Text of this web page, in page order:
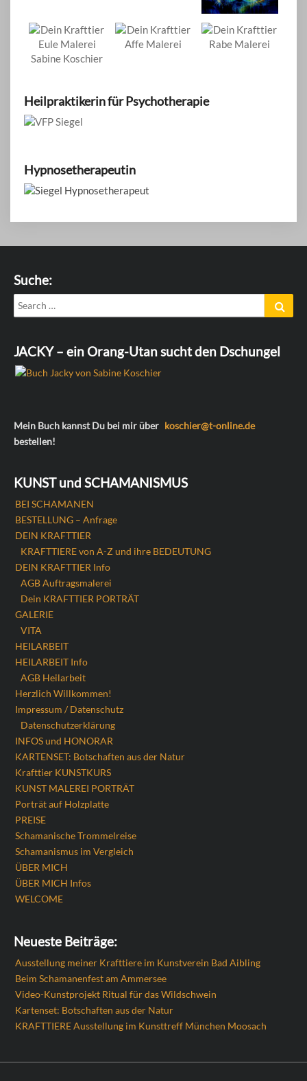
Heilpraktikerin für Psychotherapie
Hypnosetherapeutin
Suche:
Search
for:
JACKY – ein Orang-Utan sucht den Dschungel
Mein Buch kannst Du bei mir über koschier@t-online.de
bestellen!
KUNST und SCHAMANISMUS
BEI SCHAMANEN
BESTELLUNG – Anfrage
DEIN KRAFTTIER
KRAFTTIERE von A-Z und ihre BEDEUTUNG
DEIN KRAFTTIER Info
AGB Auftragsmalerei
Dein KRAFTTIER PORTRÄT
GALERIE
VITA
HEILARBEIT
HEILARBEIT Info
AGB Heilarbeit
Herzlich Willkommen!
Impressum / Datenschutz
Datenschutzerklärung
INFOS und HONORAR
KARTENSET: Botschaften aus der Natur
Krafttier KUNSTKURS
KUNST MALEREI PORTRÄT
Porträt auf Holzplatte
PREISE
Schamanische Trommelreise
Schamanismus im Vergleich
ÜBER MICH
ÜBER MICH Infos
WELCOME
Neueste Beiträge:
Ausstellung meiner Krafttiere im Kunstverein Bad Aibling
Beim Schamanenfest am Ammersee
Video-Kunstprojekt Ritual für das Wildschwein
Kartenset: Botschaften aus der Natur
KRAFTTIERE Ausstellung im Kunsttreff München Moosach